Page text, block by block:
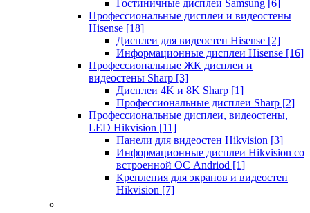
Гостиничные дисплеи Samsung [6]
Профессиональные дисплеи и видеостены
Hisense [18]
Дисплеи для видеостен Hisense [2]
Информационные дисплеи Hisense [16]
Профессиональные ЖК дисплеи и
видеостены Sharp [3]
Дисплеи 4K и 8K Sharp [1]
Профессиональные дисплеи Sharp [2]
Профессиональные дисплеи, видеостены,
LED Hikvision [11]
Панели для видеостен Hikvision [3]
Информационные дисплеи Hikvision со
встроенной ОС Andriod [1]
Крепления для экранов и видеостен
Hikvision [7]